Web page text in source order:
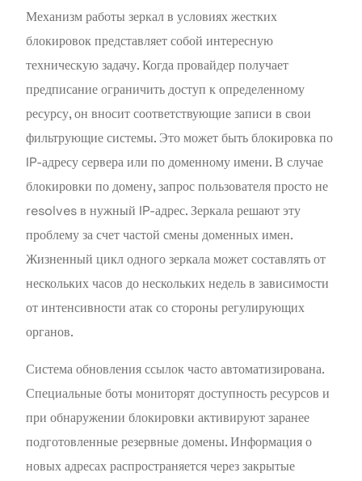
Механизм работы зеркал в условиях жестких
блокировок представляет собой интересную
техническую задачу. Когда провайдер получает
предписание ограничить доступ к определенному
ресурсу, он вносит соответствующие записи в свои
фильтрующие системы. Это может быть блокировка по
IP-адресу сервера или по доменному имени. В случае
блокировки по домену, запрос пользователя просто не
resolves в нужный IP-адрес. Зеркала решают эту
проблему за счет частой смены доменных имен.
Жизненный цикл одного зеркала может составлять от
нескольких часов до нескольких недель в зависимости
от интенсивности атак со стороны регулирующих
органов.
Система обновления ссылок часто автоматизирована.
Специальные боты мониторят доступность ресурсов и
при обнаружении блокировки активируют заранее
подготовленные резервные домены. Информация о
новых адресах распространяется через закрытые